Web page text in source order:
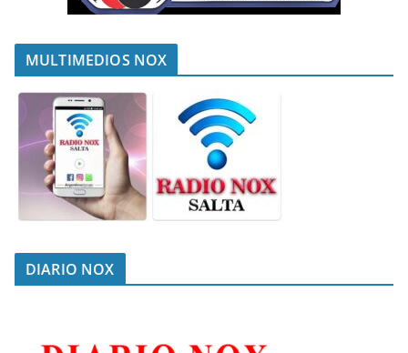
MULTIMEDIOS NOX
DIARIO NOX